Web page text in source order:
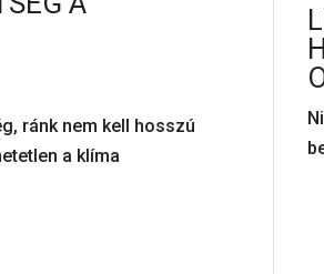
ránk nem kell hosszú
a klíma